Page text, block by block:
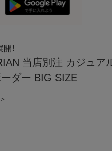
！
当店別注 カジュア
ダー BIG SIZE